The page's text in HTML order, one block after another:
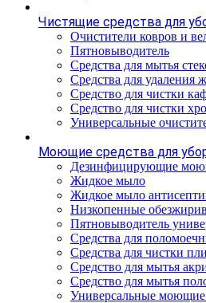
Чистящие средства для
Очистители ковров и
Пятновыводитель
Средства для мытья
Средства для удаления
Средство для чистки
Средство для чистки
Универсальные
Моющие средства для
Дезинфицирующие
Жидкое мыло
Жидкое мыло
Низкопенные
Пятновыводитель
Средства для
Средства для чистки
Средство для мытья
Средство для мытья
Универсальные моющие